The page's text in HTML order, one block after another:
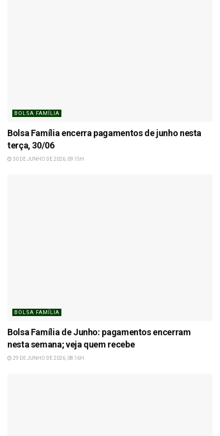
BOLSA FAMÍLIA
Bolsa Família encerra pagamentos de junho nesta
terça, 30/06
30 DE JUNHO DE 2026, 09:15H
BOLSA FAMÍLIA
Bolsa Família de Junho: pagamentos encerram
nesta semana; veja quem recebe
29 DE JUNHO DE 2026, 08:16H